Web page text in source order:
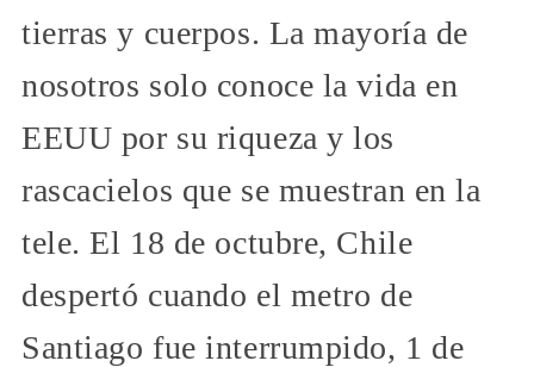
tierras y cuerpos. La mayoría de
nosotros solo conoce la vida en
EEUU por su riqueza y los
rascacielos que se muestran en la
tele. El 18 de octubre, Chile
despertó cuando el metro de
Santiago fue interrumpido, 1 de